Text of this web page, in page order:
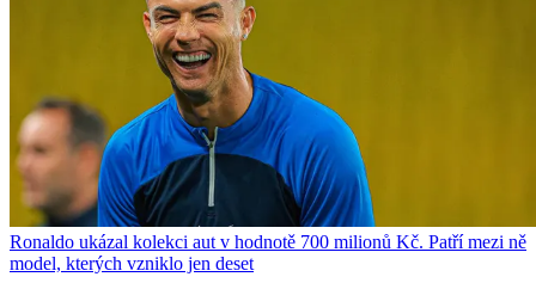
Ronaldo ukázal kolekci aut v hodnotě 700 milionů Kč. Patří mezi ně
model, kterých vzniklo jen deset